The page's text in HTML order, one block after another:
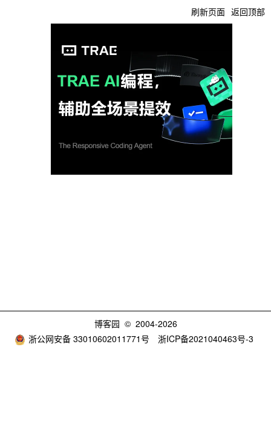
刷新页面 返回顶部
博客园 © 2004-2026
浙公网安备 33010602011771号
浙ICP备2021040463号-3